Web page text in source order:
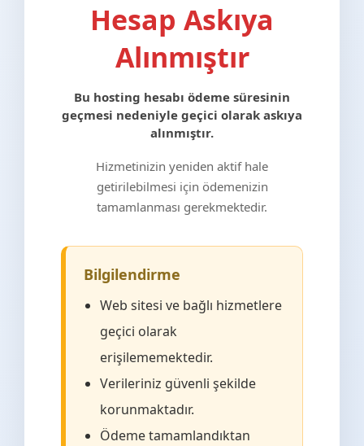
Hesap Askıya
Alınmıştır
Bu hosting hesabı ödeme süresinin
geçmesi nedeniyle geçici olarak askıya
alınmıştır.
Hizmetinizin yeniden aktif hale
getirilebilmesi için ödemenizin
tamamlanması gerekmektedir.
Bilgilendirme
Web sitesi ve bağlı hizmetlere
geçici olarak
erişilememektedir.
Verileriniz güvenli şekilde
korunmaktadır.
Ödeme tamamlandıktan